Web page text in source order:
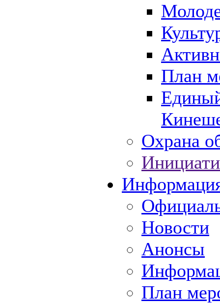
План
Охрана
Новости
Анонсы
План